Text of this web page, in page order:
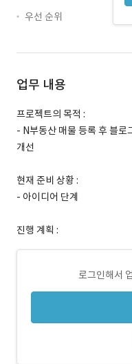
우선 순위
업무 내용
프로젝트의 목적 :
- N부동산 매물 등록 후 블로
개선
현재 준비 상황 :
- 아이디어 단계
진행 계획 :
로그인해서